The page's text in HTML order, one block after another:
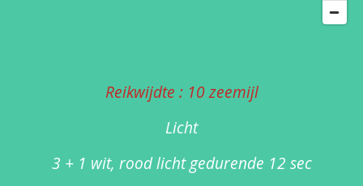
Reikwijdte : 10 zeemijl
Licht
3 + 1 wit, rood licht gedurende 12 sec